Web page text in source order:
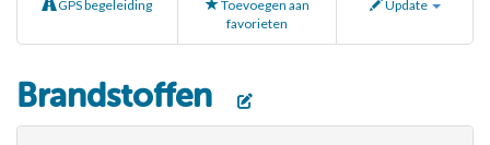
GPS begeleiding
Toevoegen aan
favorieten
Update
Brandstoffen